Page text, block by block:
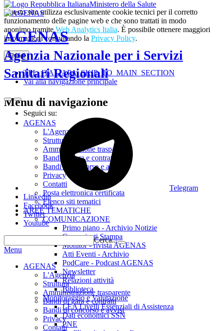
Questo sito utilizza esclusivamente cookie tecnici per il corretto
funzionamento delle pagine web e che sono trattati in modo
anonimo tramite Web Analytics Italia. È possibile ottenere maggiori
informazioni consultando la Privacy Policy.
Chiudi
TPL_ITALIAPA_SKIP_TO_MAIN_SECTION
Vai alla navigazione principale
Ministero della Salute
AGENAS
Agenzia Nazionale per i Servizi
Sanitari Regionali
Seguici su:
Telegram
Linkedin
Facebook
Twitter
Youtube
Cerca...
Menu
AGENAS
L'Agenzia
Struttura
Amministrazione trasparente
Bandi di gara e contratti
Bandi di concorso e avvisi
Privacy
Contatti
Menu di navigazione
AGENAS
L'Agenzia
Struttura
Amministrazione trasparente
Bandi di gara e contratti
Bandi di concorso e avvisi
Privacy
Contatti
Posta elettronica certificata
Elenco siti tematici
AREE TEMATICHE
COMUNICAZIONE
Primo piano - Archivio Notizie
Comunicati Stampa
Monitor - rivista AGENAS
Atti Eventi - Archivio
PodCare - Podcast AGENAS
Newsletter
Relazioni attività
Biblioteca
Monitoraggio e Valutazione
LEA Livelli Essenziali di Assistenza
Dati economici SSN
PNE